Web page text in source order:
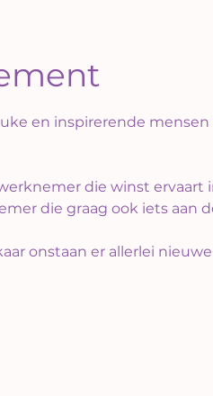
en inspirerende
die winst ervaart
die graag ook iets aan
onstaan er allerlei